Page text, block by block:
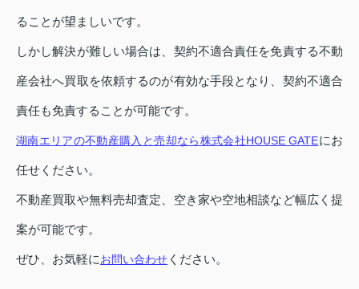
ることが望ましいです。
しかし解決が難しい場合は、契約不適合責任を免責する不動
産会社へ買取を依頼するのが有効な手段となり、契約不適合
責任も免責することが可能です。
湖南エリアの不動産購入と売却なら株式会社HOUSE GATEにお
任せください。
不動産買取や無料売却査定、空き家や空地相談など幅広く提
案が可能です。
ぜひ、お気軽にお問い合わせ ください。